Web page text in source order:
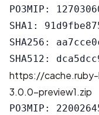
РОЗМІР:
SHA1:
SHA256:
https://
3.0.0-preview1.zip
РОЗМІР: